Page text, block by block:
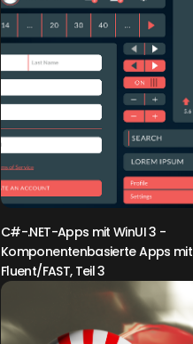
C#-.NET-Apps mit WinUI 3 -
Komponentenbasierte Apps mit
Fluent/FAST, Teil 3